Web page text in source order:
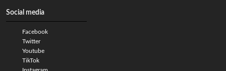
Social media
Facebook
Twitter
Youtube
TikTok